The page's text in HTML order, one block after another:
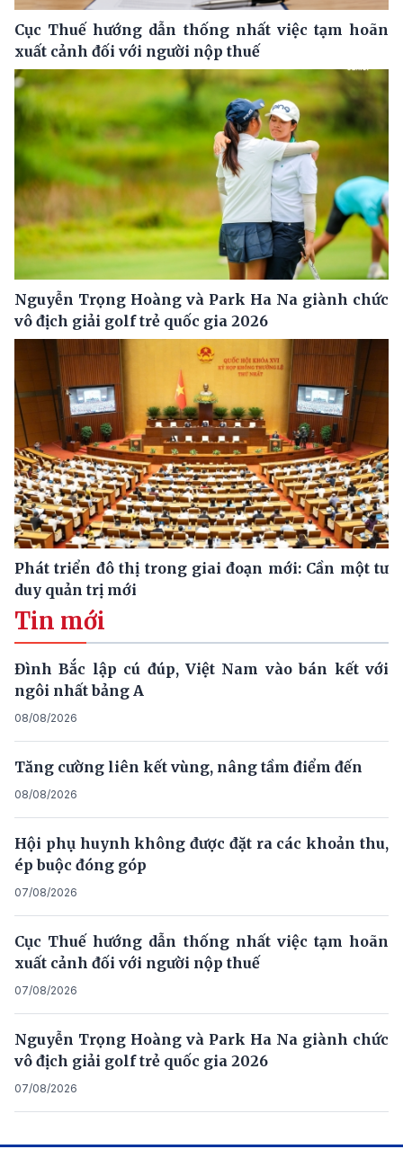
Cục Thuế hướng dẫn thống nhất việc tạm hoãn
xuất cảnh đối với người nộp thuế
Nguyễn Trọng Hoàng và Park Ha Na giành chức
vô địch giải golf trẻ quốc gia 2026
Phát triển đô thị trong giai đoạn mới: Cần một tư
duy quản trị mới
Tin mới
Đình Bắc lập cú đúp, Việt Nam vào bán kết với
ngôi nhất bảng A
08/08/2026
Tăng cường liên kết vùng, nâng tầm điểm đến
08/08/2026
Hội phụ huynh không được đặt ra các khoản thu,
ép buộc đóng góp
07/08/2026
Cục Thuế hướng dẫn thống nhất việc tạm hoãn
xuất cảnh đối với người nộp thuế
07/08/2026
Nguyễn Trọng Hoàng và Park Ha Na giành chức
vô địch giải golf trẻ quốc gia 2026
07/08/2026